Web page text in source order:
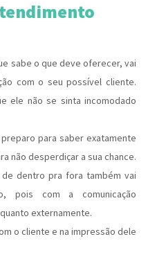
sabe o que deve oferecer, vai
com o seu possível cliente.
ele não se sinta incomodado
para saber exatamente
não desperdiçar a sua chance.
dentro pra fora também vai
pois com a comunicação
externamente.
o cliente e na impressão dele